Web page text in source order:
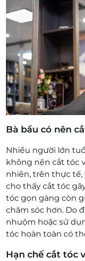
Bà bầu có nên
Nhiều người lớn
không nên cắt tóc
nhiên, trên thực
cho thấy cắt tóc
tóc gọn gàng còn
chăm sóc hơn. Do
nhuộm hoặc sử
tóc hoàn toàn có
Hạn chế cắt tóc